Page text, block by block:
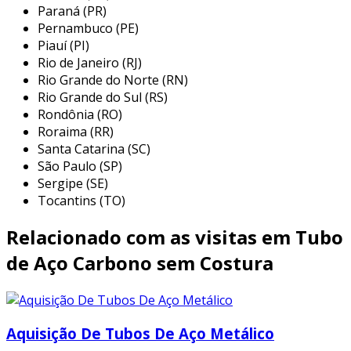
costura incluem um diâmetro externo de 10
3/4” (273,1 mm), espessura de 20,24 mm (0,797
pol) e comprimento aproximado de 12,2
metros. com um peso de cerca de 127 kg por
metro, esse tubo é feito de aço carbono
vm125hcouvm110hc
e possui extremidades
com conexão vam slij 2
7,00/kg, com entrega imediata em macaé/rj,
sujeita a inspeção por conta do comprador.
principais aplicações do tubo de aço
carbono sem costura
as aplicações do tubo de aço carbono sem
costura são diversas e abrangem setores
produto é amplamente utilizado em projetos
seguir, apresentamos algumas das principais
Paraná (PR)
Pernambuco (PE)
Piauí (PI)
Rio de Janeiro (RJ)
Rio Grande do Norte (RN)
Rio Grande do Sul (RS)
Rondônia (RO)
Roraima (RR)
Santa Catarina (SC)
São Paulo (SP)
Sergipe (SE)
Tocantins (TO)
Relacionado com as visitas em Tubo
de Aço Carbono sem Costura
Aquisição De Tubos De Aço Metálico